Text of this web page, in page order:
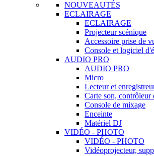
NOUVEAUTÉS
ECLAIRAGE
ECLAIRAGE
Projecteur scénique
Accessoire prise de
Console et logiciel
AUDIO PRO
AUDIO PRO
Micro
Lecteur et
Carte son,
Console de mixage
Enceinte
Matériel DJ
VIDÉO - PHOTO
VIDÉO - PHOTO
Vidéoprojecteur,